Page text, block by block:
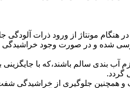
هنگام مونتاژ از ورود ذرات آلودگی
شده و در صورت وجود خراشیدگی
بندی سالم باشند،که با جایگزینی
گردد.
و همچنین جلوگیری از خراشیدگی